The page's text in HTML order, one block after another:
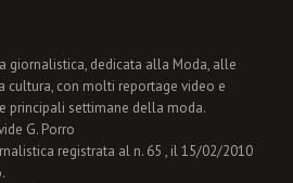
giornalistica, dedicata alla Moda, alle
cultura, con molti reportage video e
settimane della moda.
G. Porro
registrata al n. 65 , il 15/02/2010